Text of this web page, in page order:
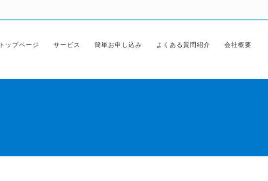
トップページ サービス 簡単お申し込み よくある質問紹介 会社概要